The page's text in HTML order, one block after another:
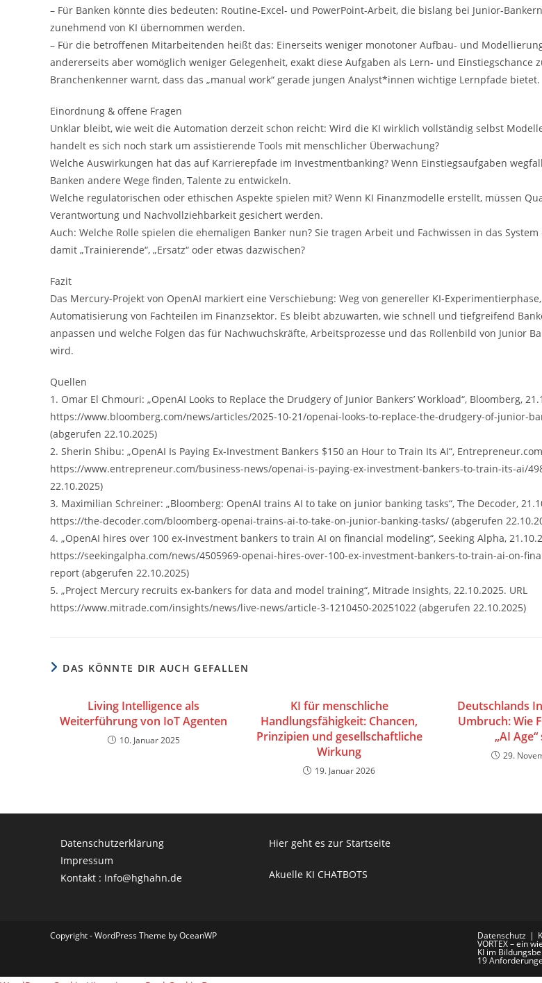
– Für Banken könnte dies bedeuten: Routine-Excel- und PowerPoint-Arbeit, die bislang bei Junior-
zunehmend von KI übernommen werden.
– Für die betroffenen Mitarbeitenden heißt das: Einerseits weniger monotoner Aufbau- und
andererseits aber womöglich weniger Gelegenheit, exakt diese Aufgaben als Lern- und Einstiegschance
Branchenkenner warnt, dass das „manual work“ gerade jungen Analyst*innen wichtige Lernpfade bietet.
Einordnung & offene Fragen
Unklar bleibt, wie weit die Automation derzeit schon reicht: Wird die KI wirklich vollständig selbst
handelt es sich noch stark um assistierende Tools mit menschlicher Überwachung?
Welche Auswirkungen hat das auf Karrierepfade im Investmentbanking? Wenn Einstiegsaufgaben
Banken andere Wege finden, Talente zu entwickeln.
Welche regulatorischen oder ethischen Aspekte spielen mit? Wenn KI Finanzmodelle erstellt, müssen
Verantwortung und Nachvollziehbarkeit gesichert werden.
Auch: Welche Rolle spielen die ehemaligen Banker nun? Sie tragen Arbeit und Fachwissen in das System
damit „Trainierende“, „Ersatz“ oder etwas dazwischen?
Fazit
Das Mercury-Projekt von OpenAI markiert eine Verschiebung: Weg von genereller KI-
Automatisierung von Fachteilen im Finanzsektor. Es bleibt abzuwarten, wie schnell und tiefgreifend
anpassen und welche Folgen das für Nachwuchskräfte, Arbeitsprozesse und das Rollenbild von Junior
wird.
Quellen
1. Omar El Chmouri: „OpenAI Looks to Replace the Drudgery of Junior Bankers’ Workload“, Bloomberg,
https://www.bloomberg.com/news/articles/2025-10-21/openai-looks-to-replace-the-drudgery-of-junior-
(abgerufen 22.10.2025)
2. Sherin Shibu: „OpenAI Is Paying Ex-Investment Bankers $150 an Hour to Train Its AI“,
https://www.entrepreneur.com/business-news/openai-is-paying-ex-investment-bankers-to-train-its-ai/
22.10.2025)
3. Maximilian Schreiner: „Bloomberg: OpenAI trains AI to take on junior banking tasks“, The Decoder,
https://the-decoder.com/bloomberg-openai-trains-ai-to-take-on-junior-banking-tasks/ (abgerufen
4. „OpenAI hires over 100 ex-investment bankers to train AI on financial modeling“, Seeking Alpha,
https://seekingalpha.com/news/4505969-openai-hires-over-100-ex-investment-bankers-to-train-ai-on-
report (abgerufen 22.10.2025)
5. „Project Mercury recruits ex-bankers for data and model training“, Mitrade Insights, 22.10.2025. URL
https://www.mitrade.com/insights/news/live-news/article-3-1210450-20251022 (abgerufen 22.10.2025)
DAS KÖNNTE DIR AUCH GEFALLEN
Living Intelligence als
Weiterführung von IoT Agenten
10. Januar 2025
KI für menschliche
Handlungsfähigkeit: Chancen,
Prinzipien und gesellschaftliche
Wirkung
19. Januar 2026
Deutschlands
Umbruch: Wie
„AI
29.
Datenschutzerklärung
Impressum
Kontakt : Info@hghahn.de
Hier geht es zur Startseite
Akuelle KI CHATBOTS
Datenschutz
VORTEX – ein
KI im
19
Copyright - WordPress Theme by OceanWP